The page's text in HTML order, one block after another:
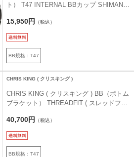
ト） T47 INTERNAL BBカップ SHIMANO
15,950円 （税込）
BB規格：T47
CHRIS KING ( クリスキング )
CHRIS KING ( クリスキング ) BB（ボトム
ブラケット） THREADFIT ( スレッドフィ
ング
40,700円 （税込）
BB規格：T47